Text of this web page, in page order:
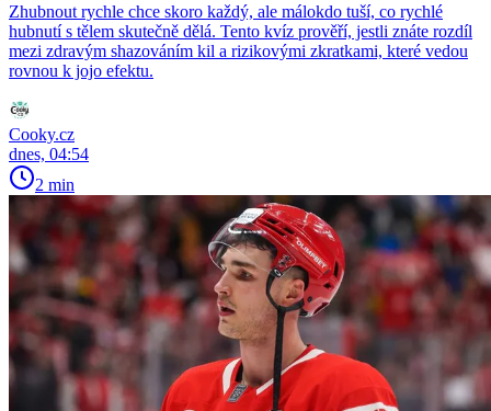
Zhubnout rychle chce skoro každý, ale málokdo tuší, co rychlé
hubnutí s tělem skutečně dělá. Tento kvíz prověří, jestli znáte rozdíl
mezi zdravým shazováním kil a rizikovými zkratkami, které vedou
rovnou k jojo efektu.
Cooky.cz
dnes, 04:54
2 min